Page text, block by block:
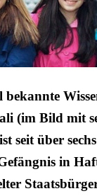
(im Bild mit
seit über
in